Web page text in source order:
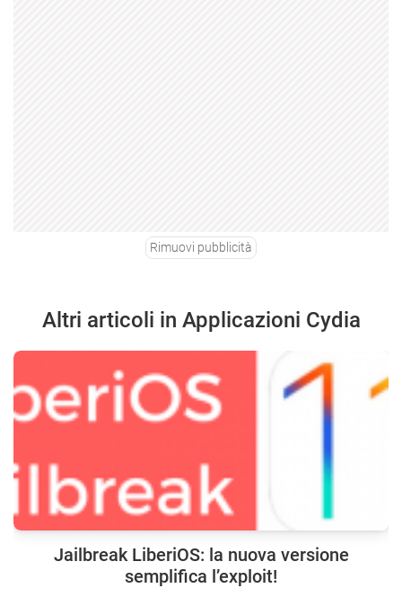
Rimuovi pubblicità
Altri articoli in Applicazioni Cydia
Jailbreak LiberiOS: la nuova versione
semplifica l’exploit!